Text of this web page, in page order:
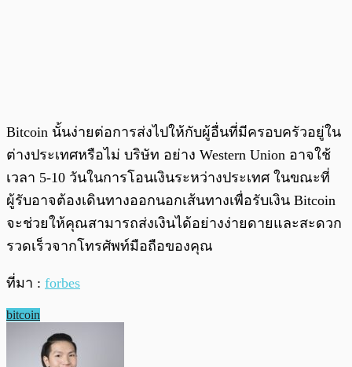
Bitcoin นั้นง่ายต่อการส่งไปให้กับผู้อื่นที่มีครอบครัวอยู่ใน
ต่างประเทศหรือไม่ บริษัท อย่าง Western Union อาจใช้
เวลา 5-10 วันในการโอนเงินระหว่างประเทศ ในขณะที่
ผู้รับอาจต้องเดินทางออกนอกเส้นทางเพื่อรับเงิน Bitcoin
จะช่วยให้คุณสามารถส่งเงินได้อย่างง่ายดายและสะดวก
รวดเร็วจากโทรศัพท์มือถือของคุณ
ที่มา : forbes
bitcoin